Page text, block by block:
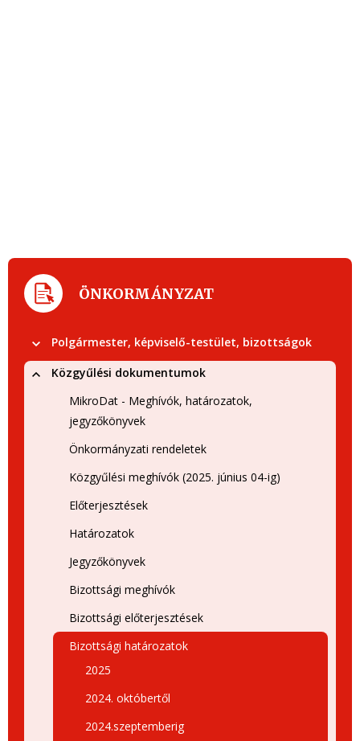
ÖNKORMÁNYZAT
Polgármester, képviselő-testület, bizottságok
Közgyűlési dokumentumok
MikroDat - Meghívók, határozatok,
jegyzőkönyvek
Önkormányzati rendeletek
Közgyűlési meghívók (2025. június 04-ig)
Előterjesztések
Határozatok
Jegyzőkönyvek
Bizottsági meghívók
Bizottsági előterjesztések
Bizottsági határozatok
2025
2024. októbertől
2024.szeptemberig